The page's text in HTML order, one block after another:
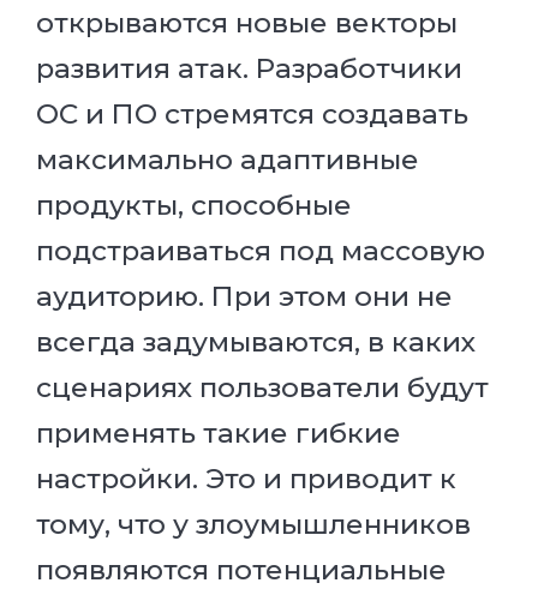
открываются новые векторы
развития атак. Разработчики
ОС и ПО стремятся создавать
максимально адаптивные
продукты, способные
подстраиваться под массовую
аудиторию. При этом они не
всегда задумываются, в каких
сценариях пользователи будут
применять такие гибкие
настройки. Это и приводит к
тому, что у злоумышленников
появляются потенциальные